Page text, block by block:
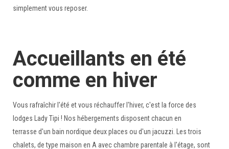
simplement vous reposer.
Accueillants en été
comme en hiver
Vous rafraîchir l'été et vous réchauffer l'hiver, c'est la force des
lodges Lady Tipi ! Nos hébergements disposent chacun en
terrasse d'un bain nordique deux places ou d'un jacuzzi. Les trois
chalets, de type maison en A avec chambre parentale à l'étage, sont